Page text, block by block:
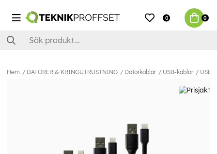
0 0
Hem DATORER & KRINGUTRUSTNING Datorkablar USB-kablar USB-